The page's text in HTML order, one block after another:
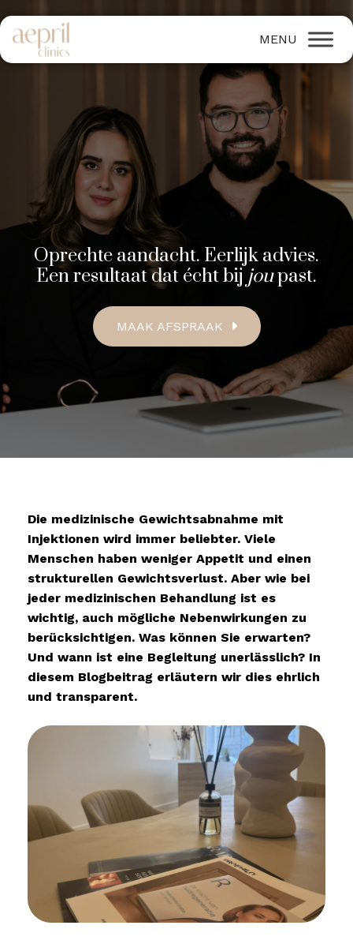
Oprechte aandacht. Eerlijk advies.
Een resultaat dat écht bij joupast.
MAAK AFSPRAAK
Die medizinische Gewichtsabnahme mit
Injektionen wird immer beliebter. Viele
Menschen haben weniger Appetit und einen
strukturellen Gewichtsverlust. Aber wie bei
jeder medizinischen Behandlung ist es
wichtig, auch mögliche Nebenwirkungen zu
berücksichtigen. Was können Sie erwarten?
Und wann ist eine Begleitung unerlässlich? In
diesem Blogbeitrag erläutern wir dies ehrlich
und transparent.